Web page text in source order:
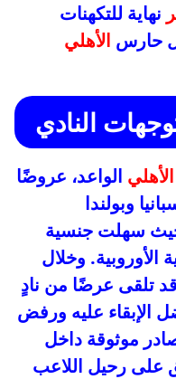
نهاية للتكهنات
حارس الأهلي
النادي
الأهلي الواعد، عروضًا
وبولندا
حيث سهلت جنسية
الأوروبية. وخلال
قد تلقى عرضًا من نادٍ
الإبقاء عليه ورفض
موثوقة داخل
على رحيل اللاعب